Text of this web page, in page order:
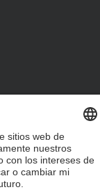
Caminos,